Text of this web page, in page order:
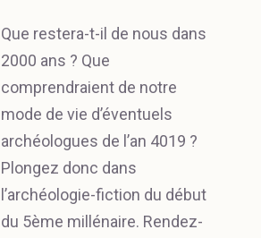
Que restera-t-il de nous dans
2000 ans ? Que
comprendraient de notre
mode de vie d’éventuels
archéologues de l’an 4019 ?
Plongez donc dans
l’archéologie-fiction du début
du 5ème millénaire. Rendez-